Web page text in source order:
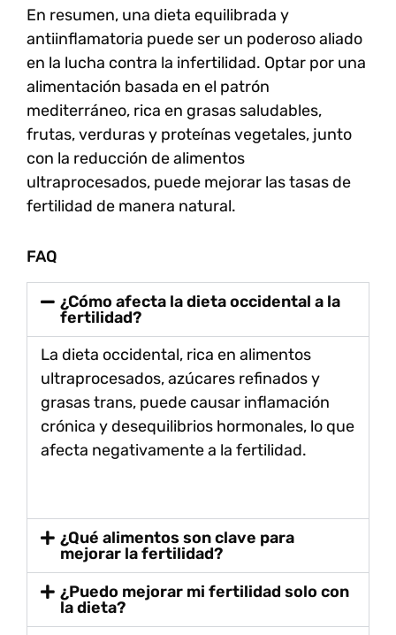
En resumen, una dieta equilibrada y
antiinflamatoria puede ser un poderoso aliado
en la lucha contra la infertilidad. Optar por una
alimentación basada en el patrón
mediterráneo, rica en grasas saludables,
frutas, verduras y proteínas vegetales, junto
con la reducción de alimentos
ultraprocesados, puede mejorar las tasas de
fertilidad de manera natural.
FAQ
¿Cómo afecta la dieta occidental a la
fertilidad?
La dieta occidental, rica en alimentos
ultraprocesados, azúcares refinados y
grasas trans, puede causar inflamación
crónica y desequilibrios hormonales, lo que
afecta negativamente a la fertilidad.
¿Qué alimentos son clave para
mejorar la fertilidad?
¿Puedo mejorar mi fertilidad solo con
la dieta?